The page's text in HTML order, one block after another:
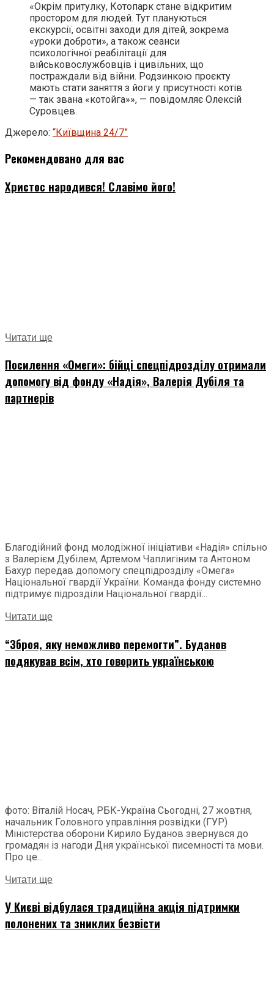
«Окрім притулку, Котопарк стане відкритим
простором для людей. Тут плануються
екскурсії, освітні заходи для дітей, зокрема
«уроки доброти», а також сеанси
психологічної реабілітації для
військовослужбовців і цивільних, що
постраждали від війни. Родзинкою проєкту
мають стати заняття з йоги у присутності котів
— так звана «котойга»», — повідомляє Олексій
Суровцев.
Джерело: “Київщина 24/7”
Рекомендовано для вас
Христос народився! Славімо його!
Читати ще
Посилення «Омеги»: бійці спецпідрозділу отримали
допомогу від фонду «Надія», Валерія Дубіля та
партнерів
Благодійний фонд молодіжної ініціативи «Надія» спільно
з Валерієм Дубілем, Артемом Чаплигіним та Антоном
Бахур передав допомогу спецпідрозділу «Омега»
Національної гвардії України. Команда фонду системно
підтримує підрозділи Національної гвардії...
Читати ще
“Зброя, яку неможливо перемогти”. Буданов
подякував всім, хто говорить українською
фото: Віталій Носач, РБК-Україна Сьогодні, 27 жовтня,
начальник Головного управління розвідки (ГУР)
Міністерства оборони Кирило Буданов звернувся до
громадян із нагоди Дня української писемності та мови.
Про це...
Читати ще
У Києві відбулася традиційна акція підтримки
полонених та зниклих безвісти